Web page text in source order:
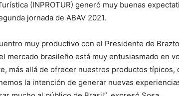
(INPROTUR) generó muy buenas
jornada de ABAV 2021.
muy productivo con el Presidente de
mercado brasileño está muy entusiasmado en
más allá de ofrecer nuestros productos
la intención de generar nuevas